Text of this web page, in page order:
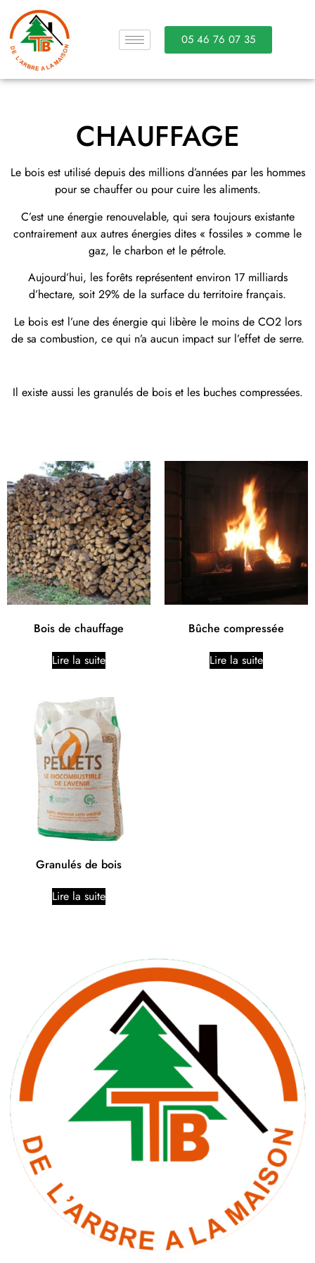
05 46 76 07 35
CHAUFFAGE
Le bois est utilisé depuis des millions d’années par les hommes
pour se chauffer ou pour cuire les aliments.
C’est une énergie renouvelable, qui sera toujours existante
contrairement aux autres énergies dites « fossiles » comme le
gaz, le charbon et le pétrole.
Aujourd’hui, les forêts représentent environ 17 milliards
d’hectare, soit 29% de la surface du territoire français.
Le bois est l’une des énergie qui libère le moins de CO2 lors
de sa combustion, ce qui n’a aucun impact sur l’effet de serre.
Il existe aussi les granulés de bois et les buches compressées.
Bois de chauffage
Lire la suite
Bûche compressée
Lire la suite
Granulés de bois
Lire la suite